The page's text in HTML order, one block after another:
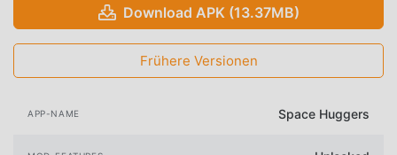
Download APK (13.37MB)
Frühere Versionen
APP-NAME Space Huggers